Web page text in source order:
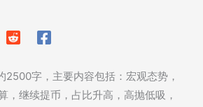
2500字，主要内容包括：宏观态势，
，继续提币，占比升高，高抛低吸，